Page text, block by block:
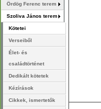
Ördög Ferenc terem
Szoliva János terem
Kötetei
Verseiből
Élet- és
családtörténet
Dedikált kötetek
Kézírások
Cikkek, ismertetők